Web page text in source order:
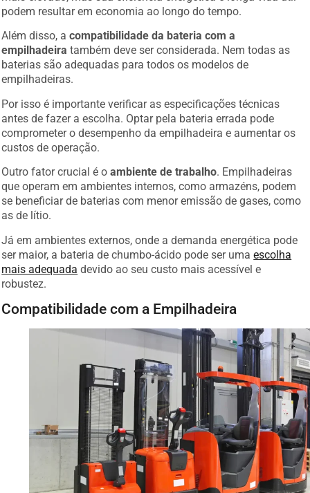
podem resultar em economia ao longo do tempo.
Além disso, acompatibilidade da bateria com a
empilhadeira também deve ser considerada. Nem todas as
baterias são adequadas para todos os modelos de
empilhadeiras.
Por isso é importante verificar as especificações técnicas
antes de fazer a escolha. Optar pela bateria errada pode
comprometer o desempenho da empilhadeira e aumentar os
custos de operação.
Outro fator crucial é oambiente de trabalho . Empilhadeiras
que operam em ambientes internos, como armazéns, podem
se beneficiar de baterias com menor emissão de gases, como
as de lítio.
Já em ambientes externos, onde a demanda energética pode
ser maior, a bateria de chumbo-ácido pode ser umaescolha
mais adequada devido ao seu custo mais acessível e
robustez.
Compatibilidade com a Empilhadeira